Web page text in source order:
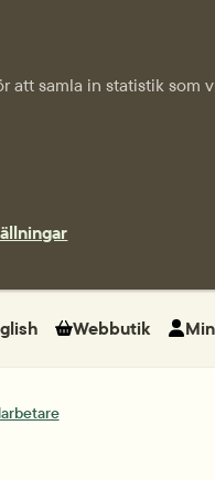
samla in statistik som
Webbutik